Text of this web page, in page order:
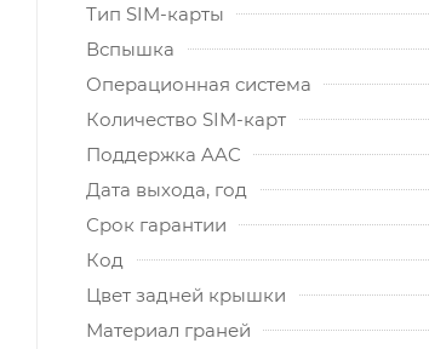
Тип SIM-карты
Вспышка
Операционная система
Количество SIM-карт
Поддержка AAC
Дата выхода, год
Срок гарантии
Код
Цвет задней крышки
Материал граней